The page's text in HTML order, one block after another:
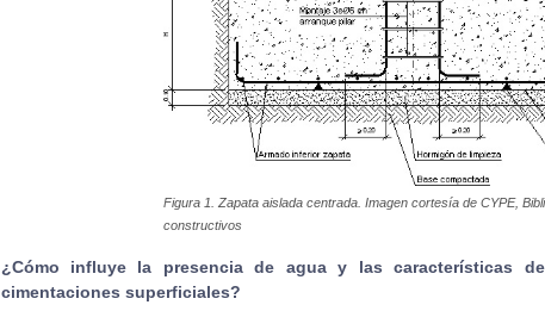
Figura 1. Zapata aislada centrada. Imagen cortesía de CYPE,
constructivos
¿Cómo influye la presencia de agua y las características
cimentaciones superficiales?